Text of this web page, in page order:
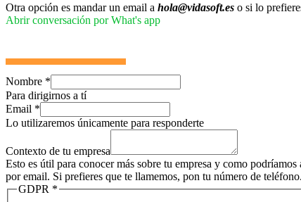
Otra opción es mandar un email a hola@vidasoft.es o si lo
Abrir conversación por What's app
Nombre *
Para dirigirnos a tí
Email *
Lo utilizaremos únicamente para responderte
Contexto de tu empresa
Esto es útil para conocer más sobre tu empresa y como
por email. Si prefieres que te llamemos, pon tu número de teléfono.
GDPR *